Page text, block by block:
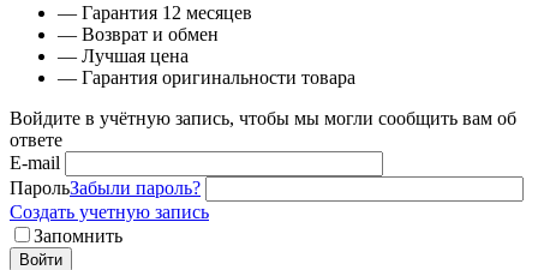
— Гарантия 12 месяцев
— Возврат и обмен
— Лучшая цена
— Гарантия оригинальности товара
Войдите в учётную запись, чтобы мы могли сообщить вам об
ответе
E-mail
ПарольЗабыли пароль?
Создать учетную запись
Запомнить
Войти